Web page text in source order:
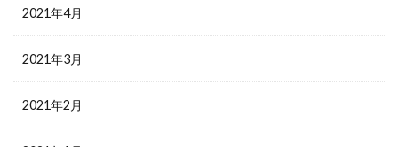
2021年4月
2021年3月
2021年2月